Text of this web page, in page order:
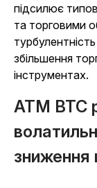
підсилює
та торговими
збільшення
інструментах.
ATM BTC
зниження